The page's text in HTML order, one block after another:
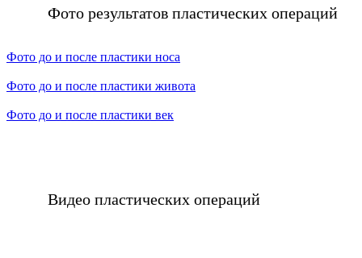
Фото результатов пластических операций
Фото до и после пластики носа
Фото до и после пластики живота
Фото до и после пластики век
Видео пластических операций